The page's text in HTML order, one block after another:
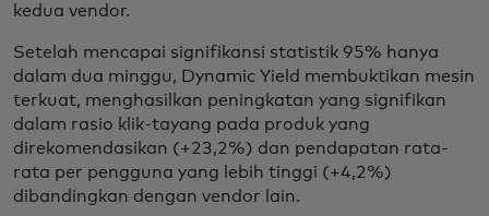
kedua vendor.
Setelah mencapai signifikansi statistik 95% hanya
dalam dua minggu, Dynamic Yield membuktikan mesin
terkuat, menghasilkan peningkatan yang signifikan
dalam rasio klik-tayang pada produk yang
direkomendasikan (+23,2%) dan pendapatan rata-
rata per pengguna yang lebih tinggi (+4,2%)
dibandingkan dengan vendor lain.